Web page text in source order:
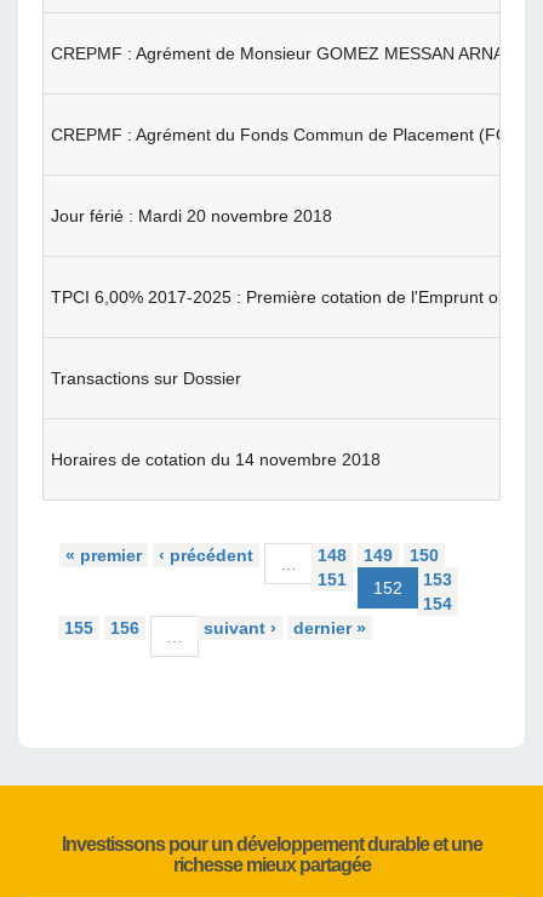
CREPMF : Agrément de Monsieur GOMEZ MESSAN ARNAUD
CREPMF : Agrément du Fonds Commun de Placement (FCP)
Jour férié : Mardi 20 novembre 2018
TPCI 6,00% 2017-2025 : Première cotation de l'Emprunt
Transactions sur Dossier
Horaires de cotation du 14 novembre 2018
« premier ‹ précédent … 148 149
150
151
152
153
154
155
156 … suivant › dernier »
Investissons pour un développement durable et une
richesse mieux partagée